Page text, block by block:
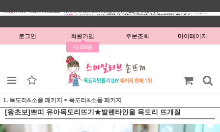
로그인 회원가입
+1,000원
주문조회 마이페이지
1. 목도리&소품 패키지 > 목도리&소품 패키지
[왕초보]쁘띠 유아목도리뜨기★발렌타인울 목도리 뜨개질